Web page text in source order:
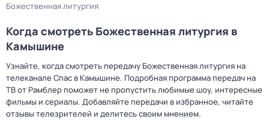
Божественная литургия
Когда смотреть Божественная литургия в
Камышине
Узнайте, когда смотреть передачу Божественная литургия на
телеканале Спас в Камышине. Подробная программа передач на
ТВ от Рамблер поможет не пропустить любимые шоу, интересные
фильмы и сериалы. Добавляйте передачи в избранное, читайте
отзывы телезрителей и делитесь своим мнением.